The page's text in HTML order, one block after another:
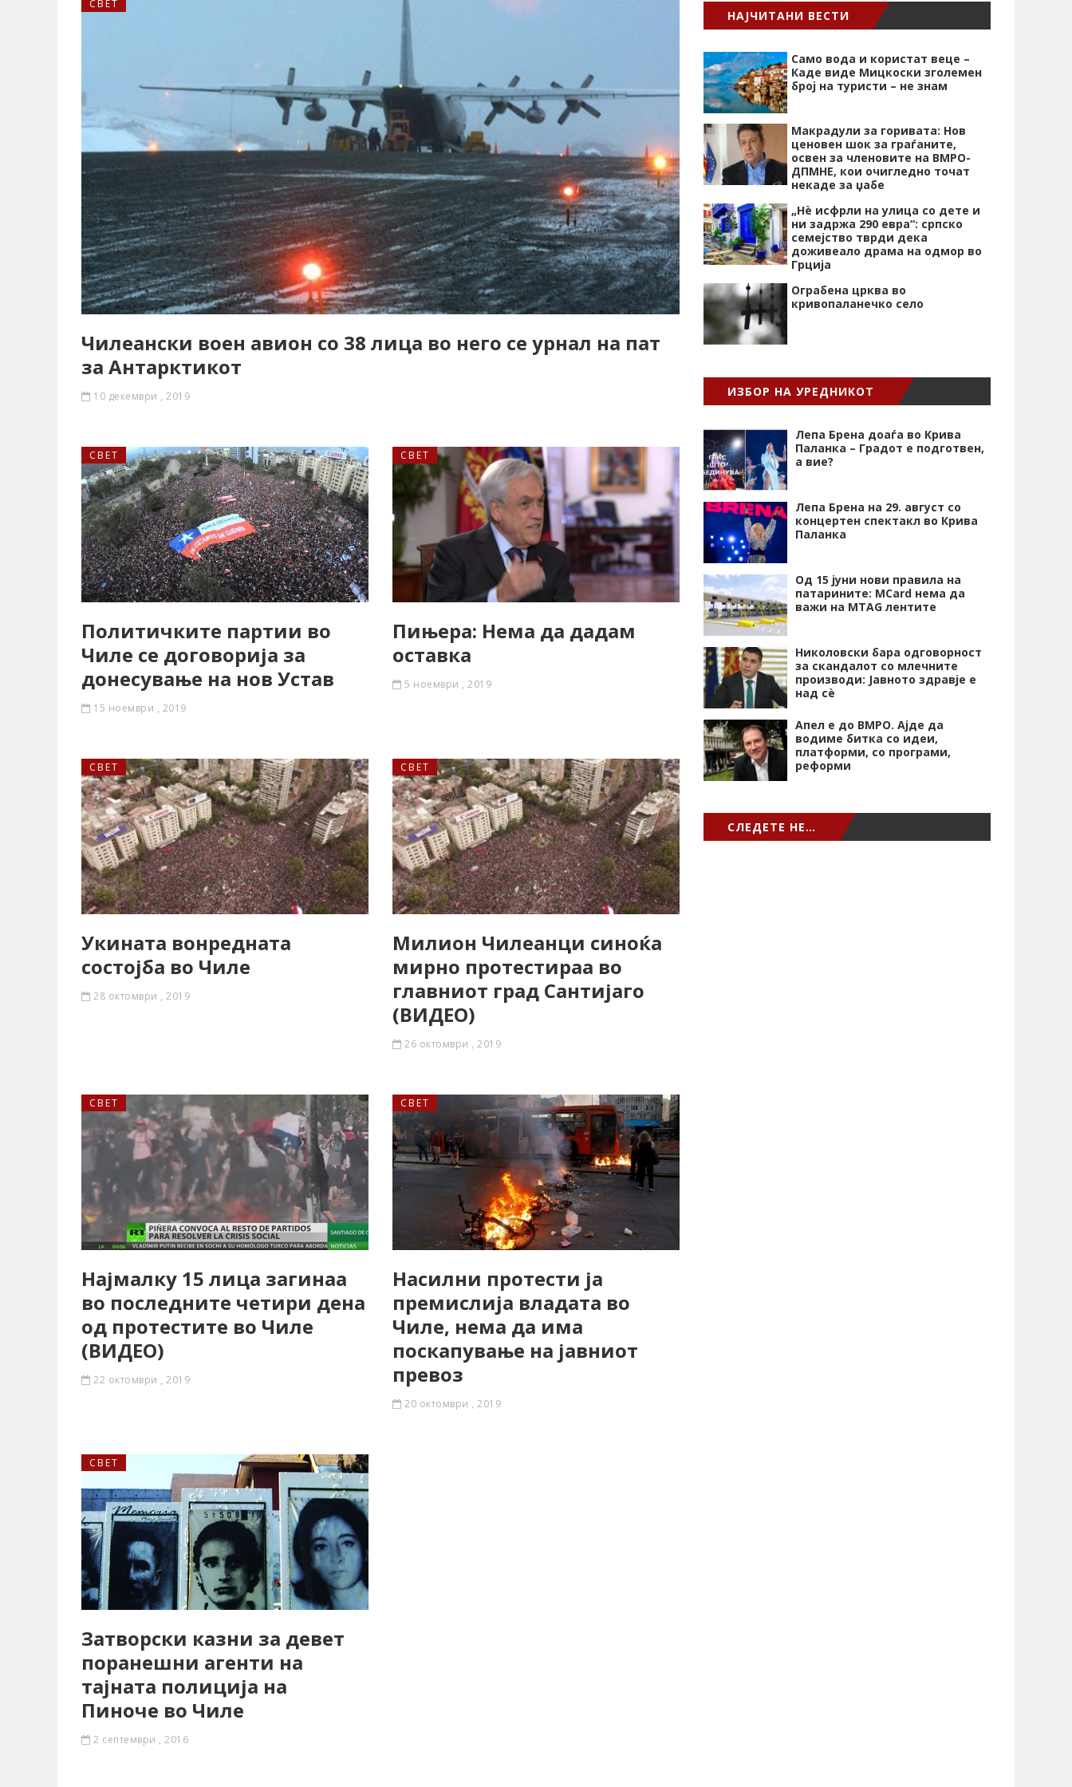
СВЕТ
Чилеански воен авион со 38 лица во него се урнал на пат
за Антарктикот
10 декември , 2019
СВЕТ
Политичките партии во
Чиле се договорија за
донесување на нов Устав
15 ноември , 2019
СВЕТ
Пињера: Нема да дадам
оставка
5 ноември , 2019
СВЕТ
Укината вонредната
состојба во Чиле
28 октомври , 2019
СВЕТ
Милион Чилеанци синоќа
мирно протестираа во
главниот град Сантијаго
(ВИДЕО)
26 октомври , 2019
СВЕТ
Најмалку 15 лица загинаа
во последните четири дена
од протестите во Чиле
(ВИДЕО)
22 октомври , 2019
СВЕТ
Насилни протести ја
премислија владата во
Чиле, нема да има
поскапување на јавниот
превоз
20 октомври , 2019
СВЕТ
Затворски казни за девет
поранешни агенти на
тајната полиција на
Пиноче во Чиле
2 септември , 2016
НАЈЧИТАНИ ВЕСТИ
Само вода и користат веце –
Каде виде Мицкоски зголемен
број на туристи – не знам
Макрадули за горивата: Нов
ценовен шок за граѓаните,
освен за членовите на ВМРО-
ДПМНЕ, кои очигледно точат
некаде за џабе
„Нѐ исфрли на улица со дете и
ни задржа 290 евра“: српско
семејство тврди дека
доживеало драма на одмор во
Грција
Ограбена црква во
кривопаланечко село
ИЗБОР НА УРЕДНИКОТ
Лепа Брена доаѓа во Крива
Паланка – Градот е подготвен,
а вие?
Лепа Брена на 29. август со
концертен спектакл во Крива
Паланка
Од 15 јуни нови правила на
патарините: MCard нема да
важи на MTAG лентите
Николовски бара одговорност
за скандалот со млечните
производи: Јавното здравје е
над сѐ
Апел е до ВМРО. Ајде да
водиме битка со идеи,
платформи, со програми,
реформи
СЛЕДЕТЕ НЕ…